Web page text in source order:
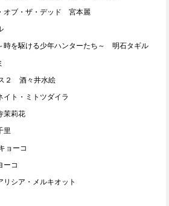
オブ・ザ・デッド 宮本麗
時を駆ける少年ハンターたち～ 明石タギル
２ 酒々井水絵
ト・ミトツダイラ
莉花
里
ョーコ
ーコ
シア・メルキオット